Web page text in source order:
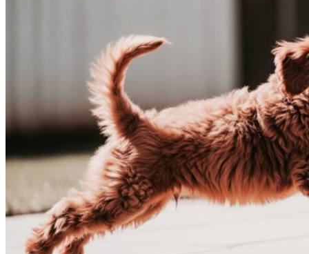
Переглянути всі результати
Маніфест
Звернення Голови ГО «Муніципальна ліга Києва»
Нічого не знайдено